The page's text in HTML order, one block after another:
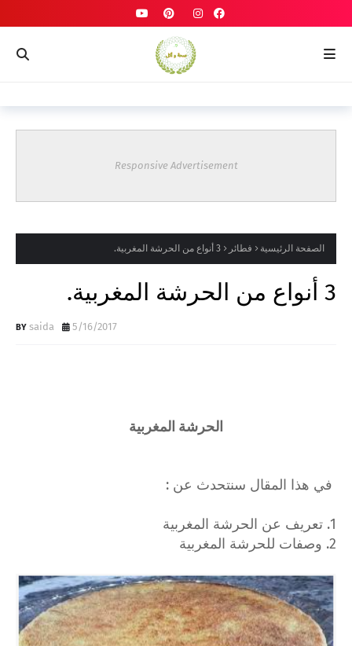
Responsive Advertisement
الصفحة الرئيسية فطائر 3 أنواع من الحرشة المغربية.
3 أنواع من الحرشة المغربية.
saida 5/16/2017
الحرشة المغربية
في هذا المقال سنتحدث عن :
1. تعريف عن الحرشة المغربية
2. وصفات للحرشة المغربية